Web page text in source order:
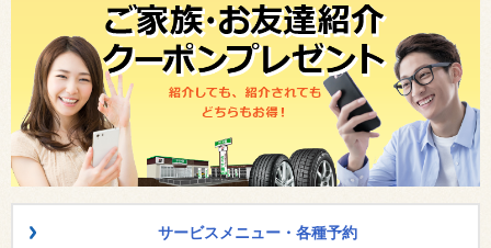
サービスメニュー・各種予約